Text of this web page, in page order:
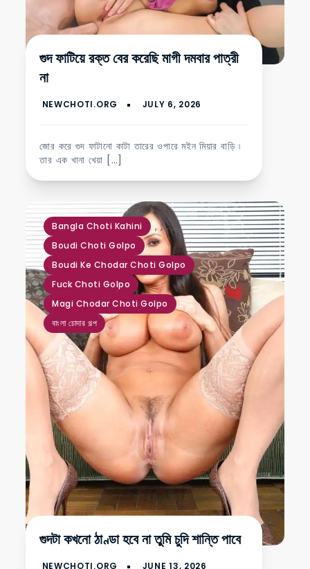
গুদ ফাটিয়ে রক্ত বের করেছি মাগী দমবার পাত্রী
না
জোর করে গুদ ফাটানো কাটা তারের ওপারে মইন মিয়ার বাড়ি ৷
তার এক খানা খেয়া […]
Bangla Choti Kahini ,
Boudi Choti Golpo
,
Boudi Ke Chodar Choti Golpo
,
Fuck Choti Golpo
,
Magi Chodar Choti Golpo
,
বাংলা চোদার গল্প
গুদটা কখনো ঠাণ্ডা হবে না তুমি চুদি শান্তি পাবে